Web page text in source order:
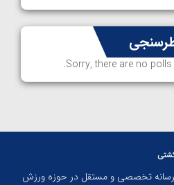
Sorry, there are no
رسانه تخصصی و مستقل در حوزه ورزش